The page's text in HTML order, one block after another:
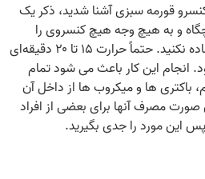
قورمه سبزی آشنا شدید، ذکر یک
و به هیچ وجه هیچ کنسروی را
بدون حرارت دیدن استفاده نکنید. حتماً حرارت ۱۵ تا ۲۰ دقیقه‌ای
انجام این کار باعث می‌ شود تمام
باکتری‌ ها و میکروب‌ ها از داخل آن
صورت مصرف آنها برای بعضی از افراد
این مورد را جدی بگیرید.